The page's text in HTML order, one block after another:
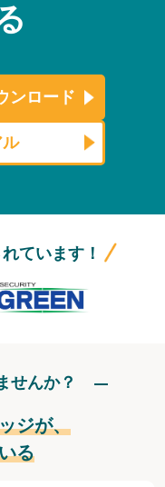
ンロード
ています！
せんか？
ジが、
る